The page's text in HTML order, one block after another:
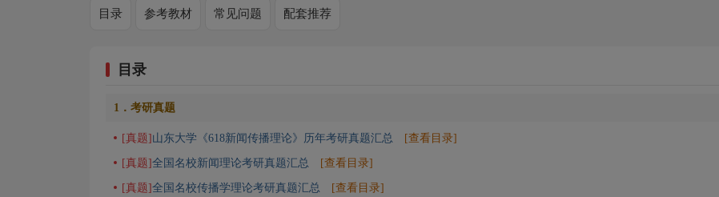
目录 参考教材 常见问题 配套推荐
目录
1．考研真题
[真题] 山东大学《618新闻传播理论》历年考研真题汇总 [查看目录]
[真题]全国名校新闻理论考研真题汇总 [查看目录]
[真题]全国名校传播学理论考研真题汇总
[查看目录]